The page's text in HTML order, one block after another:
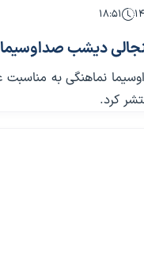
۱۸:۵۱
دیشب صداوسیما
نماهنگی به مناسبت
کرد.